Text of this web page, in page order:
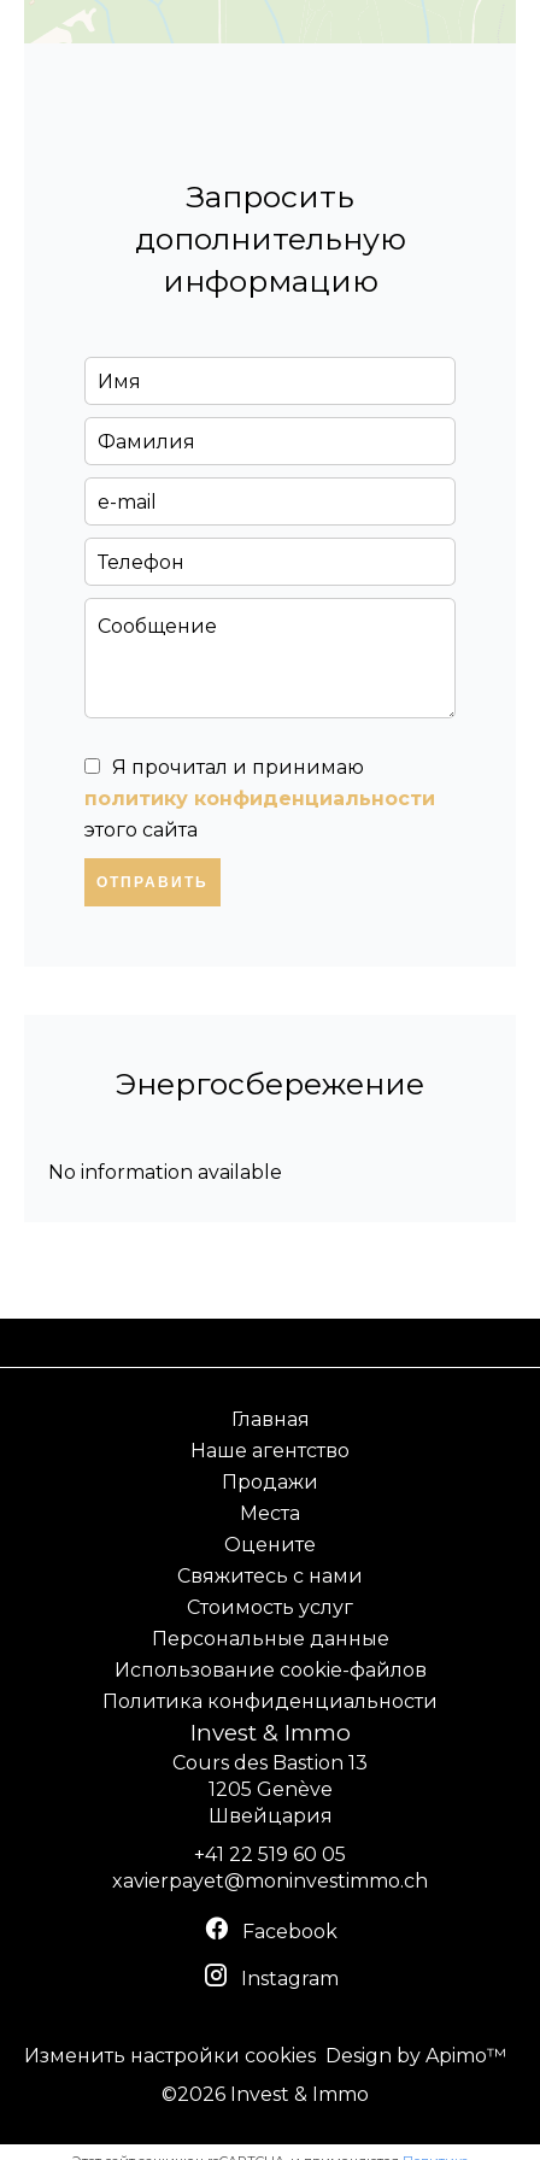
Запросить
дополнительную
информацию
Я прочитал и принимаю
политику конфиденциальности
этого сайта
ОТПРАВИТЬ
Энергосбережение
No information available
Главная
Наше агентство
Продажи
Места
Оцените
Свяжитесь с нами
Стоимость услуг
Персональные данные
Использование cookie-файлов
Политика конфиденциальности
Invest & Immo
Cours des Bastion 13
1205 Genève
Швейцария
+41 22 519 60 05
xavierpayet@moninvestimmo.ch
Facebook
Instagram
Изменить настройки cookies Design by Apimo™
©2026 Invest & Immo